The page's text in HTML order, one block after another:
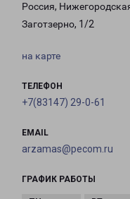
Россия,
Заготзерно, 1/2
на карте
ТЕЛЕФОН
+7(83147) 29-0-61
EMAIL
arzamas@pecom.ru
ГРАФИК РАБОТЫ